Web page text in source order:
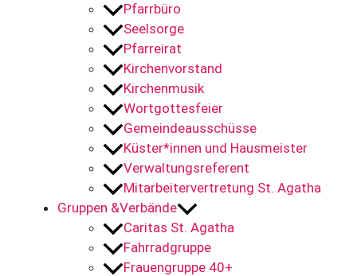
Pfarrbüro
Seelsorge
Pfarreirat
Kirchenvorstand
Kirchenmusik
Wortgottesfeier
Gemeindeausschüsse
Küster*innen und Hausmeister
Verwaltungsreferent
Mitarbeitervertretung St. Agatha
Gruppen &Verbände
Caritas St. Agatha
Fahrradgruppe
Frauengruppe 40+